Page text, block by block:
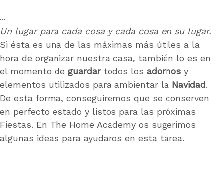
Un lugar para cada cosa y cada cosa en su lugar.
Si ésta es una de las máximas más útiles a la
hora de organizar nuestra casa, también lo es en
el momento de guardartodos los adornos y
elementos utilizados para ambientar la Navidad.
De esta forma, conseguiremos que se conserven
en perfecto estado y listos para las próximas
Fiestas. En The Home Academy os sugerimos
algunas ideas para ayudaros en esta tarea.